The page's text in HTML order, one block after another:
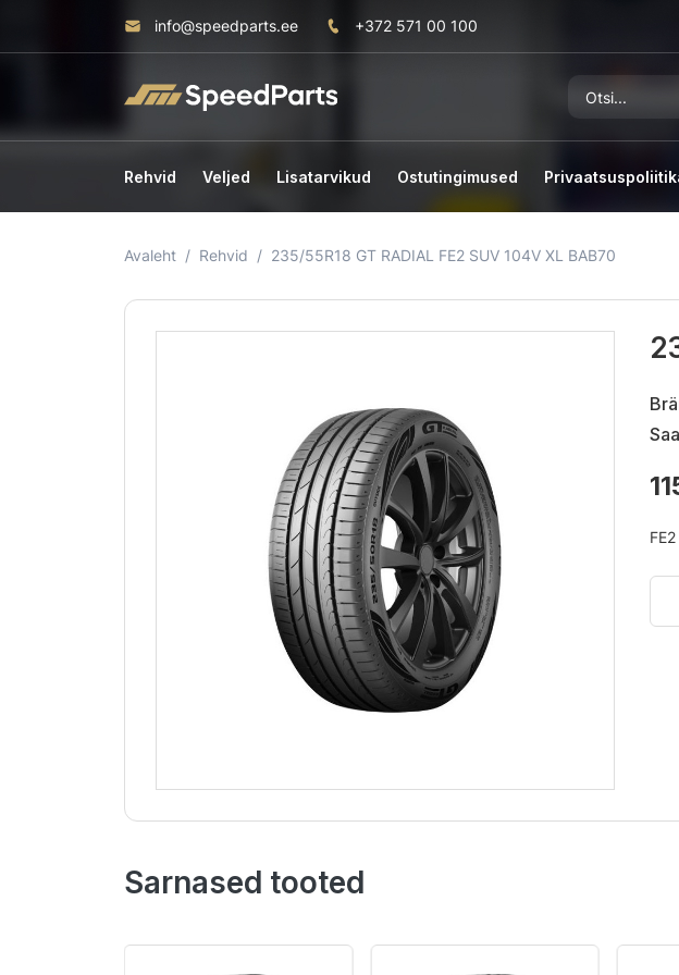
info@speedparts.ee +372 571 00 100
Rehvid Veljed Lisatarvikud Ostutingimused
Avaleht Rehvid 235/55R18 GT RADIAL FE2 SUV 104V XL BAB70
Sarnased tooted